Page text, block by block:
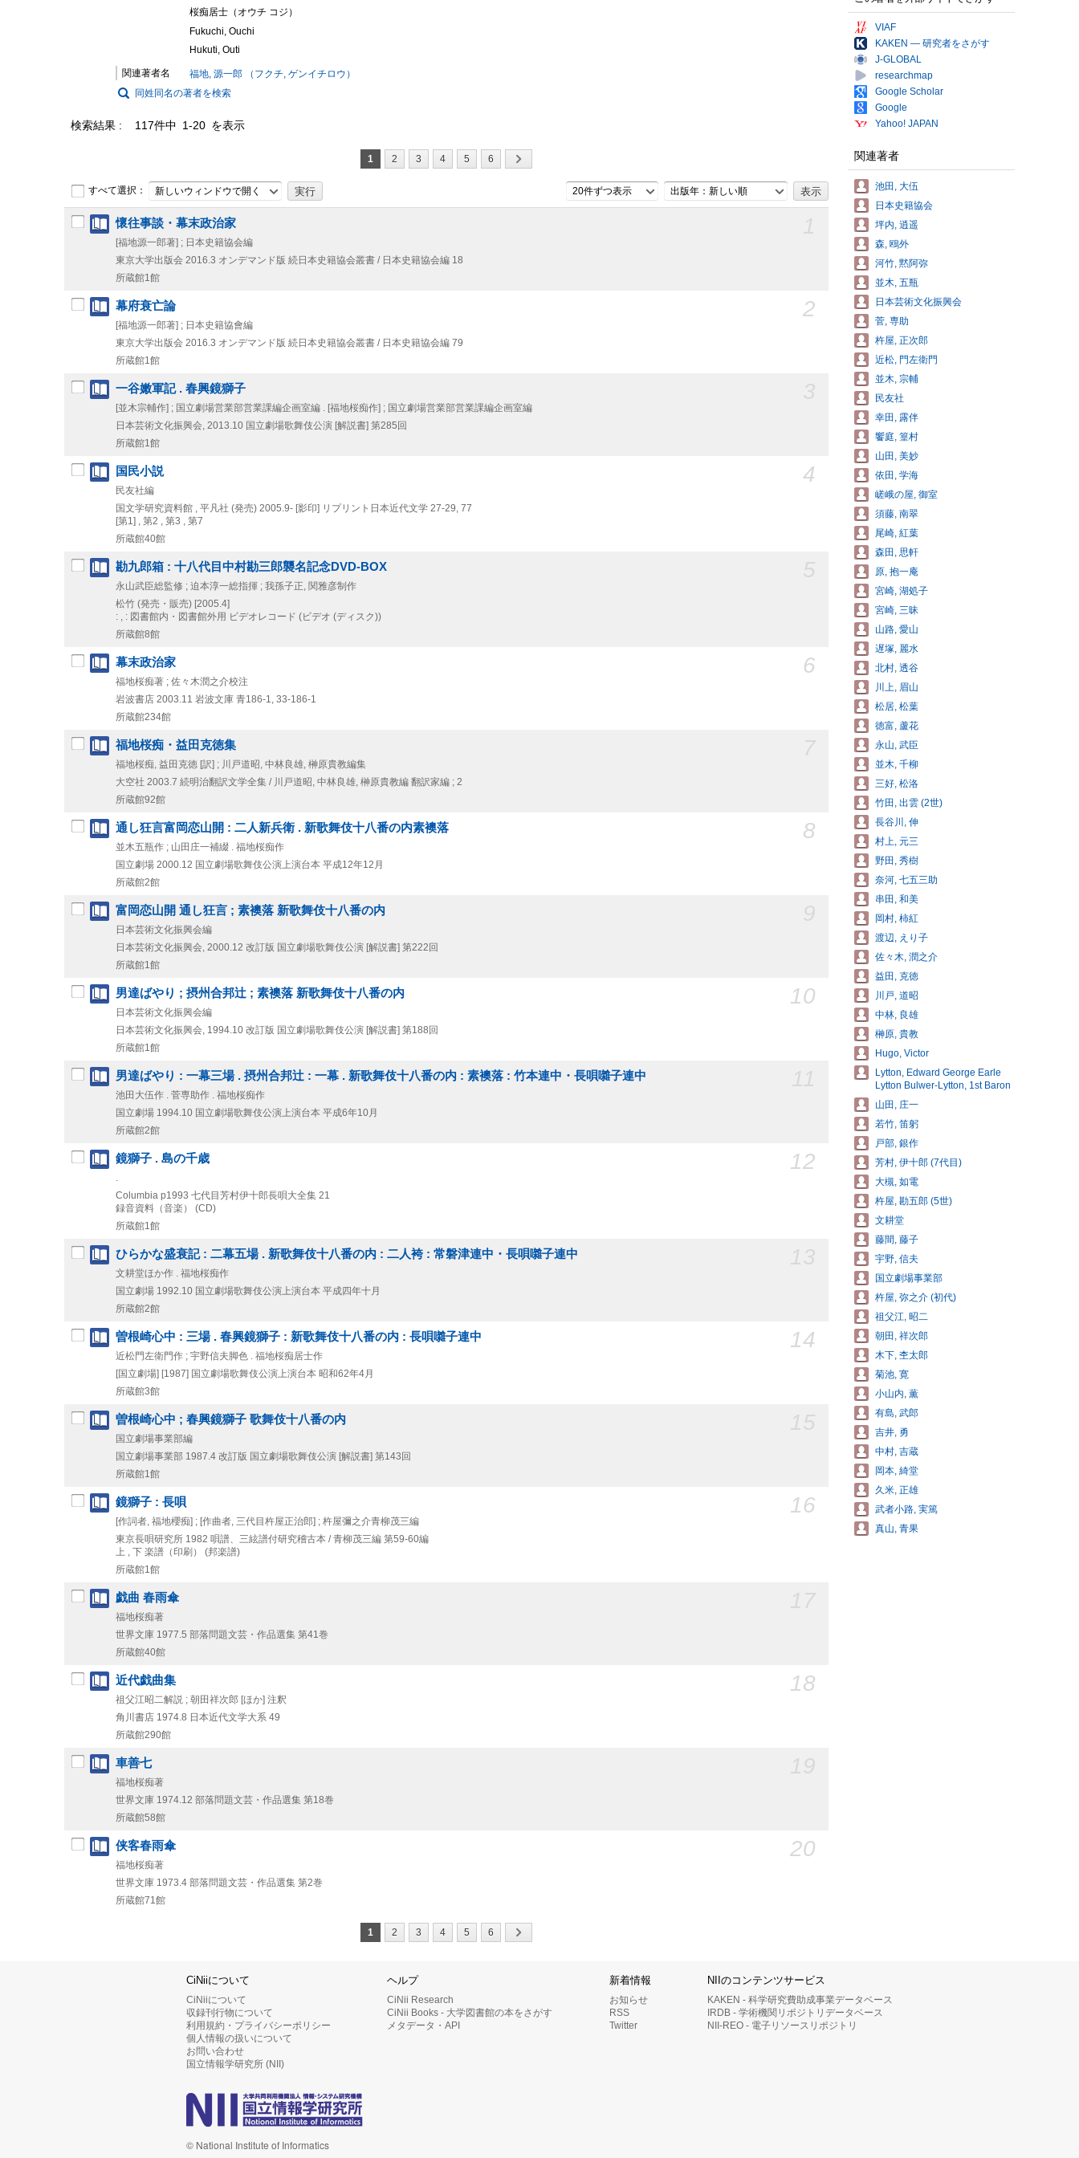
桜痴居士（オウチ コジ）
Fukuchi, Ouchi
Hukuti, Outi
関連著者名
福地, 源一郎 （フクチ, ゲンイチロウ）
同姓同名の著者を検索
検索結果 117件中 1-20 を表示
1 2 3 4 5 6
すべて選択： 新しいウィンドウで開く 20件ずつ表示 出版年：新しい順
懷往事談・幕末政治家
[福地源一郎著] ; 日本史籍協会編
東京大学出版会 2016.3 オンデマンド版 続日本史籍協会叢書 / 日本史籍協会編 18
所蔵館1館
2
幕府衰亡論
[福地源一郎著] ; 日本史籍協會編
東京大学出版会 2016.3 オンデマンド版 続日本史籍協会叢書 / 日本史籍協会編 79
所蔵館1館
一谷嫩軍記 . 春興鏡獅子
[並木宗輔作] ; 国立劇場営業部営業課編企画室編 . [福地桜痴作] ; 国立劇場営業部営業課編企画室編
日本芸術文化振興会, 2013.10 国立劇場歌舞伎公演 [解説書] 第285回
所蔵館1館
4
国民小説
民友社編
国文学研究資料館 , 平凡社 (発売) 2005.9- [影印] リプリント日本近代文学 27-29, 77
[第1] , 第2 , 第3 , 第7
所蔵館40館
勘九郎箱 : 十八代目中村勘三郎襲名記念DVD-BOX
永山武臣総監修 ; 迫本淳一総指揮 ; 我孫子正, 関雅彦制作
松竹 (発売・販売) [2005.4]
: , : 図書館内・図書館外用 ビデオレコード (ビデオ (ディスク))
所蔵館8館
6
幕末政治家
福地桜痴著 ; 佐々木潤之介校注
岩波書店 2003.11 岩波文庫 青186-1,
33-186-1
所蔵館234館
福地桜痴・益田克徳集
福地桜痴, 益田克徳 [訳] ; 川戸道昭, 中林良雄, 榊原貴教編集
大空社 2003.7 続明治翻訳文学全集 / 川戸道昭, 中林良雄, 榊原貴教編 翻訳家編 ; 2
所蔵館92館
8
通し狂言富岡恋山開 : 二人新兵衛 . 新歌舞伎十八番の内素襖落
並木五瓶作 ; 山田庄一補綴 . 福地桜痴作
国立劇場 2000.12 国立劇場歌舞伎公演上演台本 平成12年12月
所蔵館2館
富岡恋山開 通し狂言 ; 素襖落 新歌舞伎十八番の内
日本芸術文化振興会編
日本芸術文化振興会, 2000.12 改訂版 国立劇場歌舞伎公演 [解説書] 第222回
所蔵館1館
10
男達ばやり ; 摂州合邦辻 ; 素襖落 新歌舞伎十八番の内
日本芸術文化振興会編
日本芸術文化振興会, 1994.10 改訂版 国立劇場歌舞伎公演 [解説書] 第188回
所蔵館1館
男達ばやり : 一幕三場 . 摂州合邦辻 : 一幕 . 新歌舞伎十八番の内 : 素襖落 : 竹本連中・長唄囃子連中
池田大伍作 . 菅専助作 . 福地桜痴作
国立劇場 1994.10 国立劇場歌舞伎公演上演台本 平成6年10月
所蔵館2館
12
鏡獅子 . 島の千歳
Columbia p1993 七代目芳村伊十郎長唄大全集 21
録音資料（音楽） (CD)
所蔵館1館
ひらかな盛衰記 : 二幕五場 . 新歌舞伎十八番の内 : 二人袴 : 常磐津連中・長唄囃子連中
文耕堂ほか作 . 福地桜痴作
国立劇場 1992.10 国立劇場歌舞伎公演上演台本 平成四年十月
所蔵館2館
14
曽根崎心中 : 三場 . 春興鏡獅子 : 新歌舞伎十八番の内 : 長唄囃子連中
近松門左衛門作 ; 宇野信夫脚色 . 福地桜痴居士作
[国立劇場] [1987] 国立劇場歌舞伎公演上演台本 昭和62年4月
所蔵館3館
曽根崎心中 ; 春興鏡獅子 歌舞伎十八番の内
国立劇場事業部編
国立劇場事業部 1987.4 改訂版 国立劇場歌舞伎公演 [解説書] 第143回
所蔵館1館
16
鏡獅子 : 長唄
[作詞者, 福地櫻痴] ; [作曲者, 三代目杵屋正治郎] ; 杵屋彌之介青柳茂三編
東京長唄研究所 1982 唄譜、三絃譜付研究稽古本 / 青柳茂三編 第59-60編
上 , 下 楽譜（印刷） (邦楽譜)
所蔵館1館
戯曲 春雨傘
福地桜痴著
世界文庫 1977.5 部落問題文芸・作品選集 第41巻
所蔵館40館
18
近代戯曲集
祖父江昭二解説 ; 朝田祥次郎 [ほか] 注釈
角川書店 1974.8 日本近代文学大系 49
所蔵館290館
車善七
福地桜痴著
世界文庫 1974.12 部落問題文芸・作品選集 第18巻
所蔵館58館
20
侠客春雨傘
福地桜痴著
世界文庫 1973.4 部落問題文芸・作品選集 第2巻
所蔵館71館
1 2 3 4 5 6
VIAF
KAKEN — 研究者をさがす
J-GLOBAL
researchmap
Google Scholar
Google
Yahoo! JAPAN
関連著者
池田, 大伍
日本史籍協会
坪内, 逍遥
森, 鴎外
河竹, 黙阿弥
並木, 五瓶
日本芸術文化振興会
菅, 専助
杵屋, 正次郎
近松, 門左衛門
並木, 宗輔
民友社
幸田, 露伴
饗庭, 篁村
山田, 美妙
依田, 学海
嵯峨の屋, 御室
須藤, 南翠
尾崎, 紅葉
森田, 思軒
原, 抱一庵
宮崎, 湖処子
宮崎, 三昧
山路, 愛山
遅塚, 麗水
北村, 透谷
川上, 眉山
松居, 松葉
徳富, 蘆花
永山, 武臣
並木, 千柳
三好, 松洛
竹田, 出雲 (2世)
長谷川, 伸
村上, 元三
野田, 秀樹
奈河, 七五三助
串田, 和美
岡村, 柿紅
渡辺, えり子
佐々木, 潤之介
益田, 克徳
川戸, 道昭
中林, 良雄
榊原, 貴教
Hugo, Victor
Lytton, Edward George Earle
Lytton Bulwer-Lytton, 1st Baron
山田, 庄一
若竹, 笛躬
戸部, 銀作
芳村, 伊十郎 (7代目)
大槻, 如電
杵屋, 勘五郎 (5世)
文耕堂
藤間, 藤子
宇野, 信夫
国立劇場事業部
杵屋, 弥之介 (初代)
祖父江, 昭二
朝田, 祥次郎
木下, 杢太郎
菊池, 寛
小山内, 薫
有島, 武郎
吉井, 勇
中村, 吉蔵
岡本, 綺堂
久米, 正雄
武者小路, 実篤
真山, 青果
CiNiiについて
CiNiiについて
収録刊行物について
利用規約・プライバシーポリシー
個人情報の扱いについて
お問い合わせ
国立情報学研究所 (NII)
ヘルプ
CiNii Research
CiNii Books - 大学図書館の本をさがす
メタデータ・API
新着情報
お知らせ
RSS
Twitter
NIIのコンテンツサービス
KAKEN - 科学研究費助成事業データベース
IRDB - 学術機関リポジトリデータベース
NII-REO - 電子リソースリポジトリ
© National Institute of Informatics